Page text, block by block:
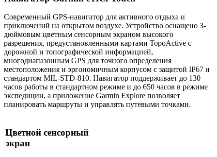
Современный GPS-навигатор для активного отдыха и
приключений на открытом воздухе. Устройство оснащено 3-
дюймовым цветным сенсорным экраном высокого
разрешения, предустановленными картами TopoActive с
дорожной и топографической информацией,
многодиапазонным GPS для точного определения
местоположения и эргономичным корпусом с защитой IP67 и
стандартом MIL-STD-810. Навигатор поддерживает до 130
часов работы в стандартном режиме и до 650 часов в режиме
экспедиции, а приложение Garmin Explore позволяет
планировать маршруты и управлять путевыми точками.
Цветной сенсорный
экран